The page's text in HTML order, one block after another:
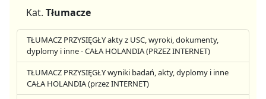
Kat. Tłumacze
TŁUMACZ PRZYSIĘGŁY akty z USC, wyroki, dokumenty,
dyplomy i inne - CAŁA HOLANDIA (PRZEZ INTERNET)
TŁUMACZ PRZYSIĘGŁY wyniki badań, akty, dyplomy i inne
CAŁA HOLANDIA (przez INTERNET)